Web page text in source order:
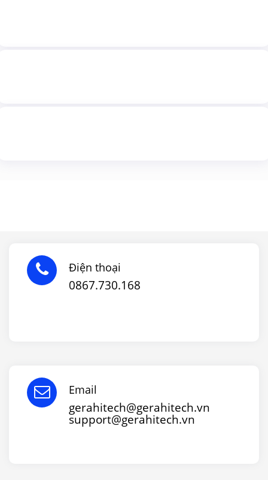
Điện thoại
0867.730.168
Email
gerahitech@gerahitech.vn
support@gerahitech.vn